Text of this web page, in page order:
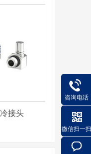
接头
咨询电话
微信扫一扫